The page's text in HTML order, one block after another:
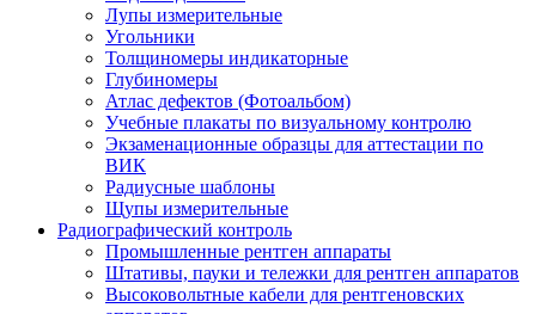
Лупы измерительные
Угольники
Толщиномеры индикаторные
Глубиномеры
Атлас дефектов (Фотоальбом)
Учебные плакаты по визуальному контролю
Экзаменационные образцы для аттестации по
ВИК
Радиусные шаблоны
Щупы измерительные
Радиографический контроль
Промышленные рентген аппараты
Штативы, пауки и тележки для рентген аппаратов
Высоковольтные кабели для рентгеновских